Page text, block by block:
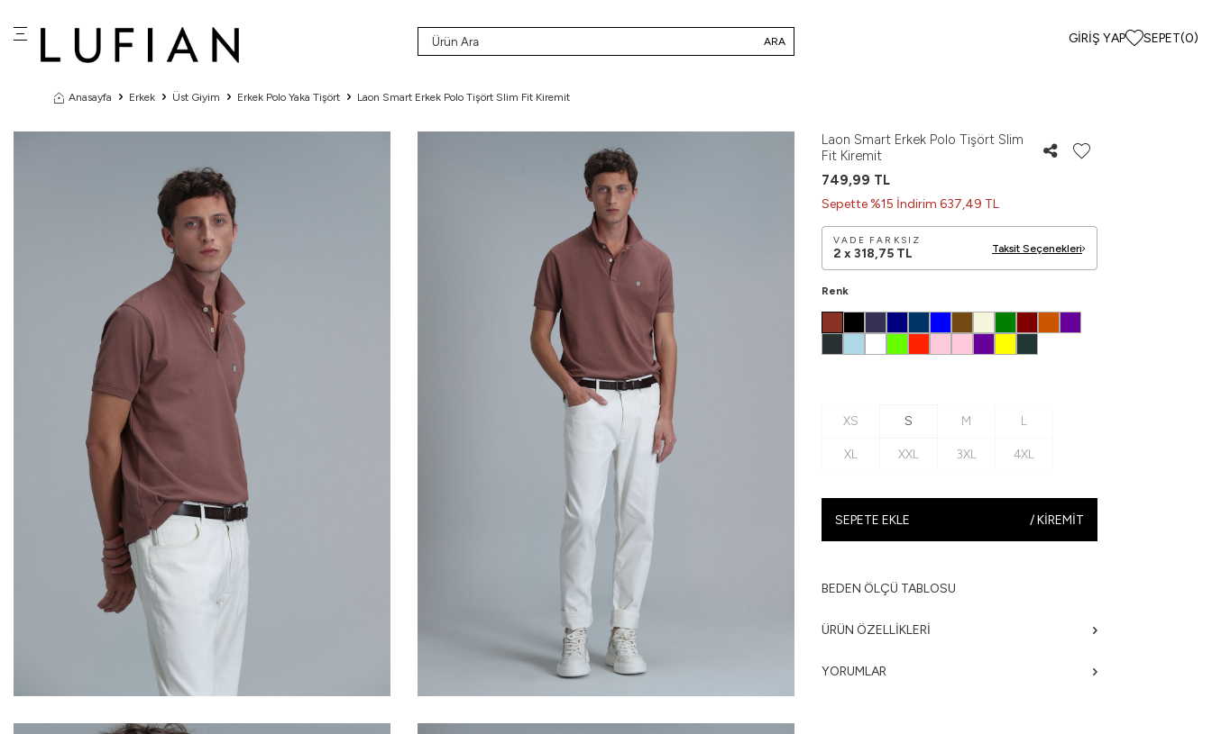
ARA GIRIŞ YAP SEPET(0)
Anasayfa Erkek Üst Giyim Erkek Polo Yaka Tişört Laon Smart Erkek Polo Tişört Slim Fit Kiremit
Laon Smart Erkek Polo Tişört Slim
Fit Kiremit
749,99 TL
Sepette %15 İndirim 637,49 TL
VADE FARKSIZ
2 x 318,75 TL Taksit Seçenekleri
Renk
XS S M L
XL XXL 3XL 4XL
SEPETE EKLE /KIREMIT
BEDEN ÖLÇÜ TABLOSU
ÜRÜN ÖZELLIKLERI
YORUMLAR